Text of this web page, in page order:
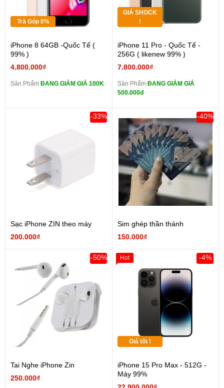
Trả Góp 0%
iPhone 8 64GB -Quốc Tế (
99% )
4.800.000₫
Sản Phẩm ĐANG GIẢM GIÁ 100K
GIÁ SHOCK
!
iPhone 11 Pro - Quốc Tế -
256G ( likenew 99% )
7.800.000₫
Sản Phẩm ĐANG GIẢM GIÁ
500.000đ
Sạc iPhone ZIN theo máy
200.000₫
-33%
Sim ghép thần thánh
150.000₫
-40%
Tai Nghe iPhone Zin
250.000₫
-50%
Giá tốt !
iPhone 15 Pro Max - 512G -
Máy 99%
-4%
Hot